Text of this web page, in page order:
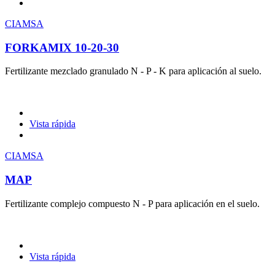
CIAMSA
FORKAMIX 10-20-30
Fertilizante mezclado granulado N - P - K para aplicación al suelo.
Vista rápida
CIAMSA
MAP
Fertilizante complejo compuesto N - P para aplicación en el suelo.
Vista rápida